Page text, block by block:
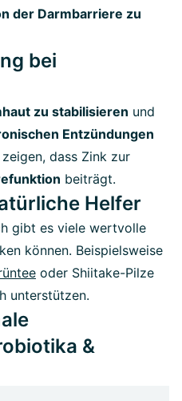
der Darmbarriere zu
bei
zu stabilisieren und
Entzündungen
dass Zink zur
beiträgt.
Helfer
gibt es viele wertvolle
können. Beispielsweise
oder Shiitake-Pilze
unterstützen.
&